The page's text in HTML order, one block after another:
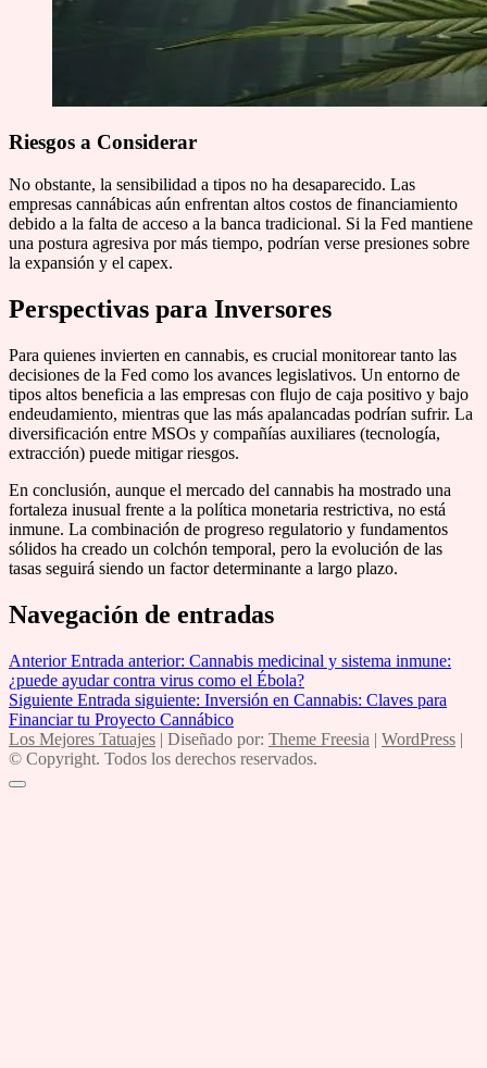
Riesgos a Considerar
No obstante, la sensibilidad a tipos no ha desaparecido. Las
empresas cannábicas aún enfrentan altos costos de financiamiento
debido a la falta de acceso a la banca tradicional. Si la Fed mantiene
una postura agresiva por más tiempo, podrían verse presiones sobre
la expansión y el capex.
Perspectivas para Inversores
Para quienes invierten en cannabis, es crucial monitorear tanto las
decisiones de la Fed como los avances legislativos. Un entorno de
tipos altos beneficia a las empresas con flujo de caja positivo y bajo
endeudamiento, mientras que las más apalancadas podrían sufrir. La
diversificación entre MSOs y compañías auxiliares (tecnología,
extracción) puede mitigar riesgos.
En conclusión, aunque el mercado del cannabis ha mostrado una
fortaleza inusual frente a la política monetaria restrictiva, no está
inmune. La combinación de progreso regulatorio y fundamentos
sólidos ha creado un colchón temporal, pero la evolución de las
tasas seguirá siendo un factor determinante a largo plazo.
Navegación de entradas
Anterior Entrada anterior: Cannabis medicinal y sistema inmune:
¿puede ayudar contra virus como el Ébola?
Siguiente Entrada siguiente: Inversión en Cannabis: Claves para
Financiar tu Proyecto Cannábico
Los Mejores Tatuajes | Diseñado por: Theme Freesia | WordPress |
© Copyright. Todos los derechos reservados.